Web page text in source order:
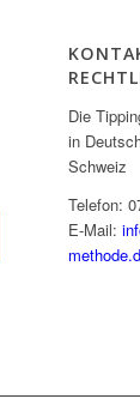
Die
in
Schweiz
Telefon:
E-Mail: